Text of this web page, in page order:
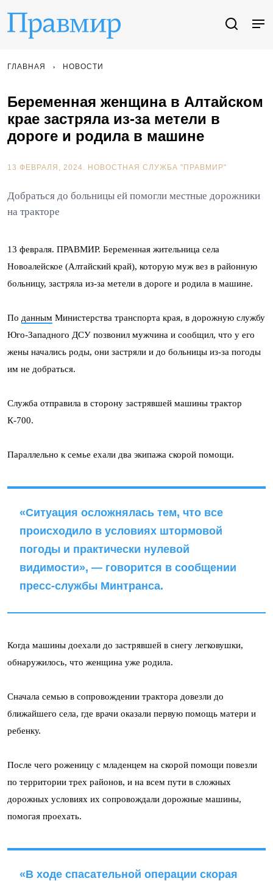
ГЛАВНАЯ НОВОСТИ
Беременная женщина в Алтайском
крае застряла из-за метели в
дороге и родила в машине
13 ФЕВРАЛЯ, 2024. НОВОСТНАЯ СЛУЖБА "ПРАВМИР"
Добраться до больницы ей помогли местные дорожники
на тракторе
13 февраля. ПРАВМИР. Беременная жительница села
Новоалейское (Алтайский край), которую муж вез в районную
больницу, застряла из-за метели в дороге и родила в машине.
По данным Министерства транспорта края, в дорожную службу
Юго-Западного ДСУ позвонил мужчина и сообщил, что у его
жены начались роды, они застряли и до больницы из-за погоды
им не добраться.
Служба отправила в сторону застрявшей машины трактор
К-700.
Параллельно к семье ехали два экипажа скорой помощи.
«Ситуация осложнялась тем, что все
происходило в условиях штормовой
погоды и практически нулевой
видимости», — говорится в сообщении
пресс-службы Минтранса.
Когда машины доехали до застрявшей в снегу легковушки,
обнаружилось, что женщина уже родила.
Сначала семью в сопровождении трактора довезли до
ближайшего села, где врачи оказали первую помощь матери и
ребенку.
После чего роженицу с младенцем на скорой помощи повезли
по территории трех районов, и на всем пути в сложных
дорожных условиях их сопровождали дорожные машины,
помогая проехать.
«В ходе спасательной операции скорая